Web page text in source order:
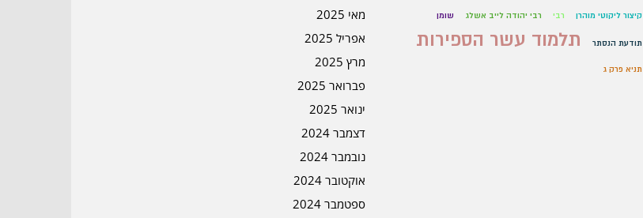
מאי 2025
אפריל 2025
מרץ 2025
פברואר 2025
ינואר 2025
דצמבר 2024
נובמבר 2024
אוקטובר 2024
ספטמבר 2024
קיצור ליקוטי מוהרן רבי רבי יהודה לייב אשלג שומן
תודעת הנסתר תלמוד עשר הספירות
תניא פרק ג